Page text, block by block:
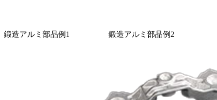
鍛造アルミ部品例1 鍛造アルミ部品例2